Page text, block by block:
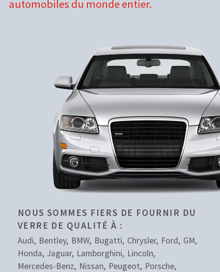
automobiles du monde entier.
NOUS SOMMES FIERS DE FOURNIR DU
VERRE DE QUALITÉ À :
Audi Bentley BMW Bugatti Chrysler Ford GM
Honda Jaguar Lamborghini Lincoln
Mercedes-Benz Nissan Peugeot Porsche